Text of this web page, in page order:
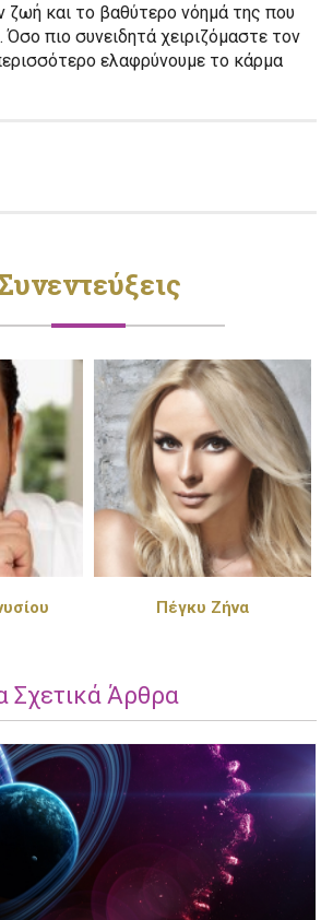
ζωή και το βαθύτερο νόημά της που
Όσο πιο συνειδητά χειριζόμαστε τον
ελαφρύνουμε το κάρμα
Πέγκυ Ζήνα
Σχετικά Άρθρα